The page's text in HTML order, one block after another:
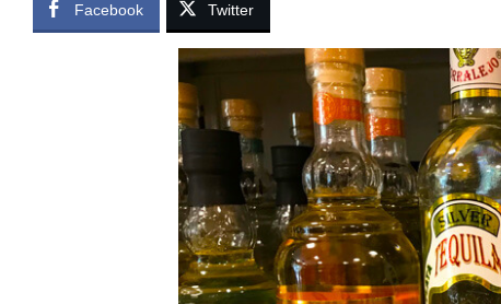
Facebook Twitter